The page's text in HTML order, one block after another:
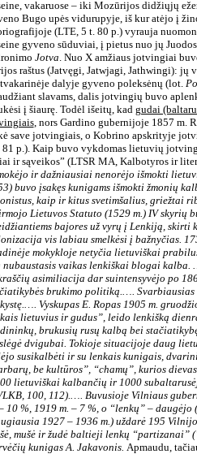
vakaruose – iki Mozūrijos didžiųjų
Bugo upės vidurupyje, iš kur atėjo į
(LTE, 5 t. 80 p.) vyrauja
gyveno sūduviai, į pietus nuo jų
Jotva. Nuo X amžiaus jotvingiai
raštus (Jatvęgi, Jatwjagi, Jathwingi): jų
dalyje gyveno poleksėnų (lot.
slavams, dalis jotvingių buvo
į šiaurę. Todėl išeitų, kad gudai
, nors Gardino gubernijoje 1857 m.
save jotvingiais, o Kobrino apskrityje
81 p.). Kaip buvo vykdomas lietuvių
ir sąveikos” (LTSR MA, Kalbotyros ir
ir dažniausiai nenorėjo išmokti
buvo įsakęs kunigams išmokti žmonių
kaip ir kitus svetimšalius, griežtai
Lietuvos Statuto (1529 m.) IV skyrių
bajores už vyrų į Lenkiją,
vis labiau smelkėsi į bažnyčias.
mokykloje netyčia lietuviškai
nubaustasis vaikas lenkiškai blogai
asimiliacija dar suintensyvėjo po
brukimo politiką.….
Vyskupas E. Ropas 1905 m.
lietuvius ir gudus”, leido lenkišką
brukusių rusų kalbą bei
dvigubai. Tokioje situacijoje daug
susikalbėti ir su lenkais kunigais,
be kultūros”, “chamų”, kurios
lietuviškai kalbančių ir 1000
100, 112).…. Buvusioje Vilniaus
10 %, 1919 m. – 7 %, o “lenkų” –
1927 – 1936 m.) uždarė 195
mušė ir žudė baltieji lenkų “partizanai”
kunigas A. Jakavonis. Apmaudu,